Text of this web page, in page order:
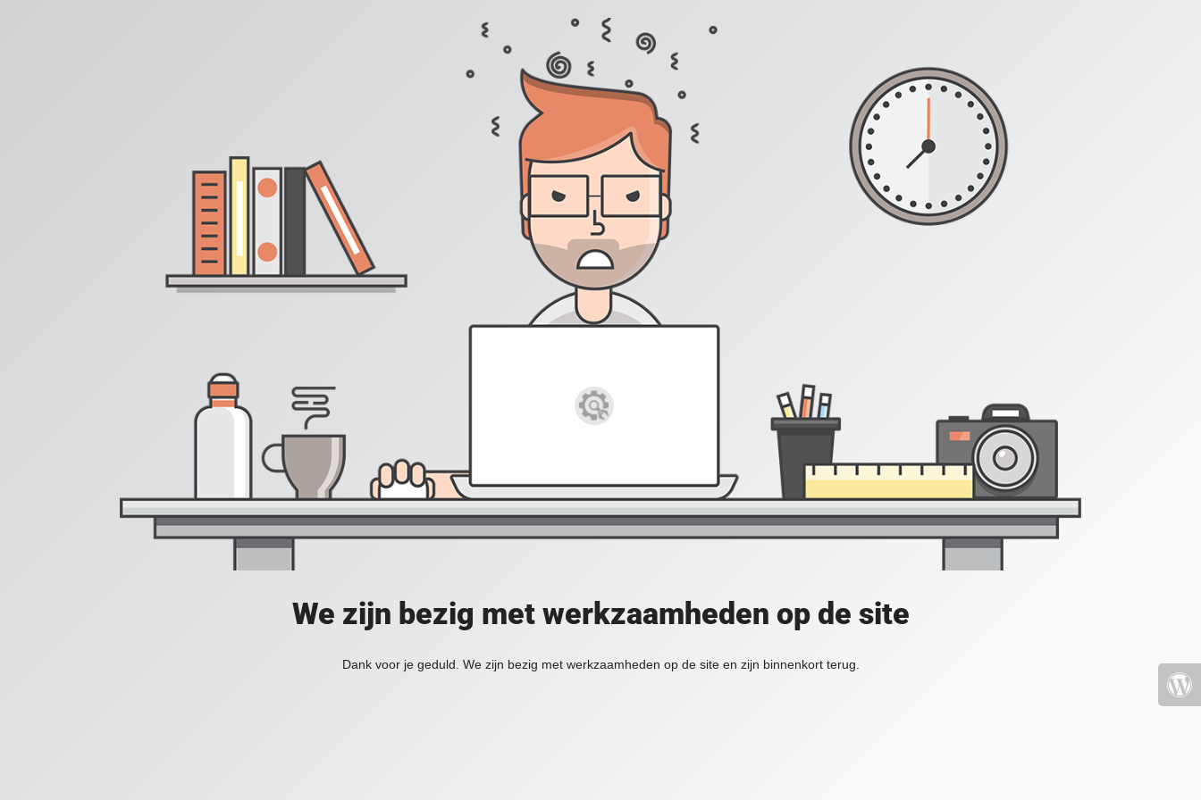
We zijn bezig met werkzaamheden op de site
Dank voor je geduld. We zijn bezig met werkzaamheden op de site en zijn binnenkort terug.